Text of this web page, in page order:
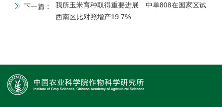
下一篇：
我所玉米育种取得重要进展 中单808在国家区试
西南区比对照增产19.7%